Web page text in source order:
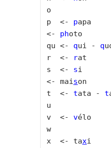
o
p  <- p
<- photo
qu <- qui - q
r  <-
rat
s  <- si
<- maison
t  <- tata - t
u
v  <- vélo
w
x  <- taxi